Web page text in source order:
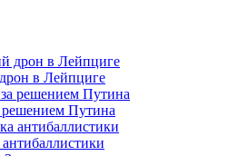
в Лейпциге
Путина